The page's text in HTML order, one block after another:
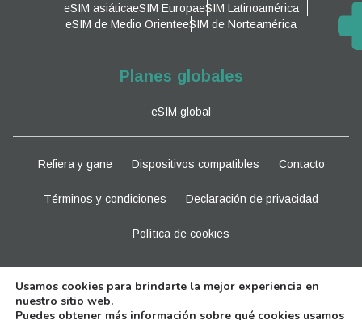
eSIM asiáticaeSIM EuropaeSIM Latinoamérica
eSIM de Medio OrienteeSIM de Norteamérica
Planes globales
eSIM global
Refiera y gane Dispositivos compatibles Contacto
Términos y condiciones Declaración de privacidad
Política de cookies
Usamos cookies para brindarte la mejor experiencia en
nuestro sitio web.
Puedes obtener más información sobre qué cookies usamos